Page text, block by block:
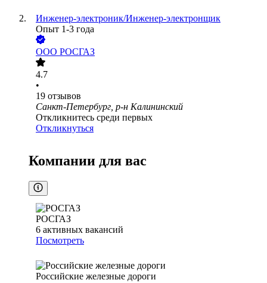
Инженер-электроник/Инженер-электронщик
Опыт 1-3 года
ООО РОСГАЗ
4.7
•
19 отзывов
Санкт-Петербург, р-н Калининский
Откликнитесь среди первых
Откликнуться
Компании для вас
РОСГАЗ
6 активных вакансий
Посмотреть
Российские железные дороги